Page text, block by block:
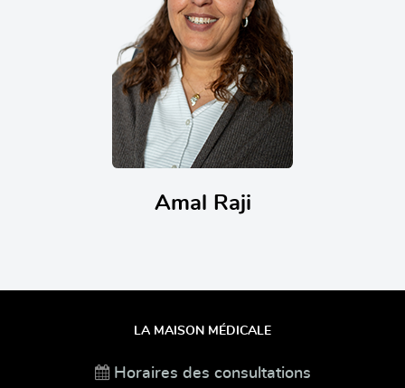
Amal Raji
LA MAISON MÉDICALE
Horaires des consultations